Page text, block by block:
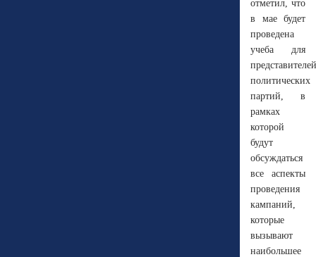
отметил, что
в мае будет
проведена
учеба для
представителей
политических
партий, в
рамках
которой
будут
обсуждаться
все аспекты
проведения
кампаний,
которые
вызывают
наибольшее